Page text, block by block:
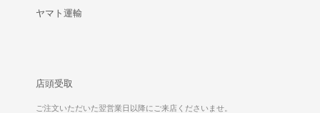
ヤマト運輸
店頭受取
ご注文いただいた翌営業日以降にご来店くださいませ。